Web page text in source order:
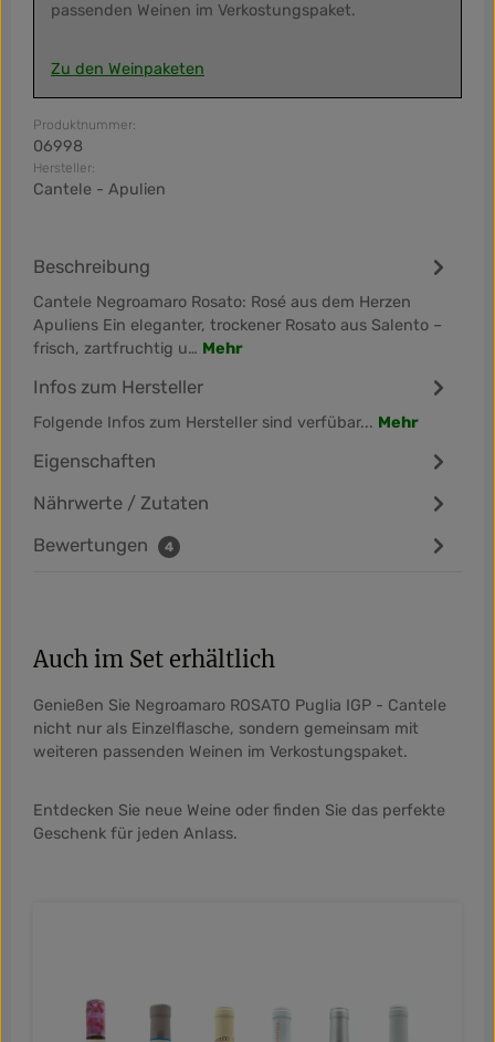
passenden Weinen im Verkostungspaket.
Zu den Weinpaketen
Produktnummer:
06998
Hersteller:
Cantele - Apulien
Beschreibung
Cantele Negroamaro Rosato: Rosé aus dem Herzen
Apuliens Ein eleganter, trockener Rosato aus Salento –
frisch, zartfruchtig u… Mehr
Infos zum Hersteller
Folgende Infos zum Hersteller sind verfübar... Mehr
Eigenschaften
Nährwerte / Zutaten
Bewertungen
4
Auch im Set erhältlich
Genießen Sie Negroamaro ROSATO Puglia IGP - Cantele
nicht nur als Einzelflasche, sondern gemeinsam mit
weiteren passenden Weinen im Verkostungspaket.
Entdecken Sie neue Weine oder finden Sie das perfekte
Geschenk für jeden Anlass.